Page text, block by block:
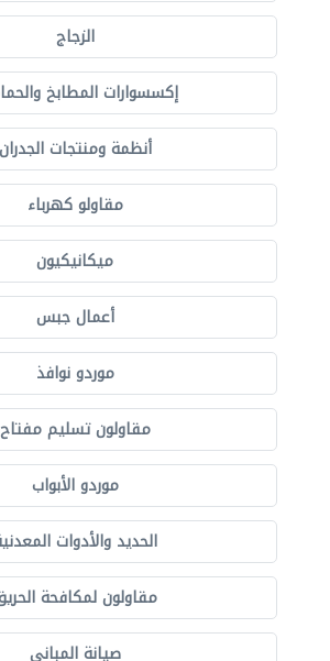
الزجاج
إكسسوارات المطابخ
أنظمة ومنتجات الجدران
مقاولو كهرباء
ميكانيكيون
أعمال جبس
موردو نوافذ
مقاولون تسليم مفتاح
موردو الأبواب
الحديد والأدوات
مقاولون لمكافحة
صيانة المباني